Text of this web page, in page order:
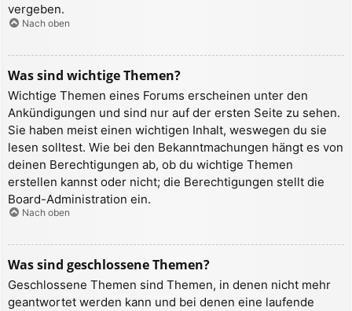
vergeben.
Nach oben
Was sind wichtige Themen?
Wichtige Themen eines Forums erscheinen unter den
Ankündigungen und sind nur auf der ersten Seite zu sehen.
Sie haben meist einen wichtigen Inhalt, weswegen du sie
lesen solltest. Wie bei den Bekanntmachungen hängt es von
deinen Berechtigungen ab, ob du wichtige Themen
erstellen kannst oder nicht; die Berechtigungen stellt die
Board-Administration ein.
Nach oben
Was sind geschlossene Themen?
Geschlossene Themen sind Themen, in denen nicht mehr
geantwortet werden kann und bei denen eine laufende